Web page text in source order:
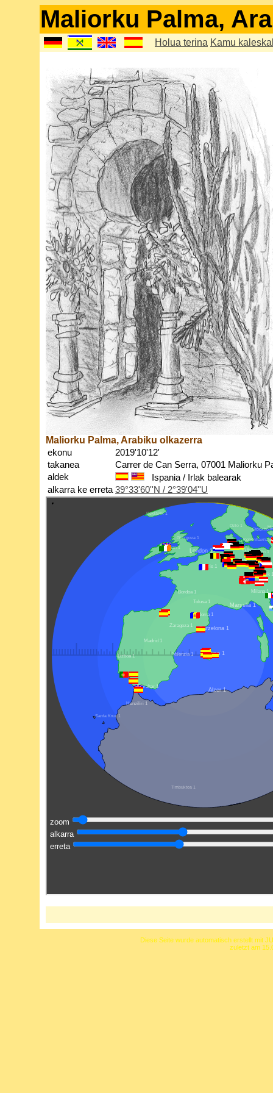
Maliorku Palma,
Holua terina Kamu
Maliorku Palma, Arabiku olkazerra
ekonu
2019'10'12'
takanea
Carrer de Can Serra, 07001 Maliorku
aldek
Ispania / Irlak balearak
alkarra ke erreta 39°33'60''N / 2°39'04''U
Diese Seite wurde automatisch erstellt mit
zuletzt am